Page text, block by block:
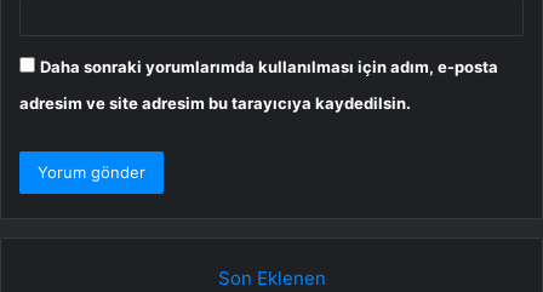
Daha sonraki yorumlarımda kullanılması için adım, e-posta
adresim ve site adresim bu tarayıcıya kaydedilsin.
Son Eklenen